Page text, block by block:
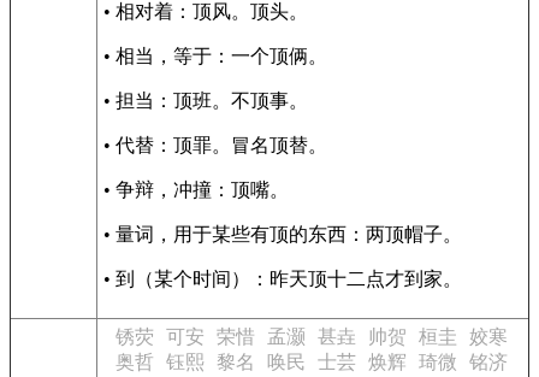
• 相对着：顶风。顶头。
• 相当，等于：一个顶俩。
• 担当：顶班。不顶事。
• 代替：顶罪。冒名顶替。
• 争辩，冲撞：顶嘴。
• 量词，用于某些有顶的东西：两顶帽子。
• 到（某个时间）：昨天顶十二点才到家。
锈荧 可安 荣惜 孟灏 甚垚 帅贺 桓圭
姣寒
奥哲
钰熙 黎名 唤民 士芸 焕辉 琦微
铭济